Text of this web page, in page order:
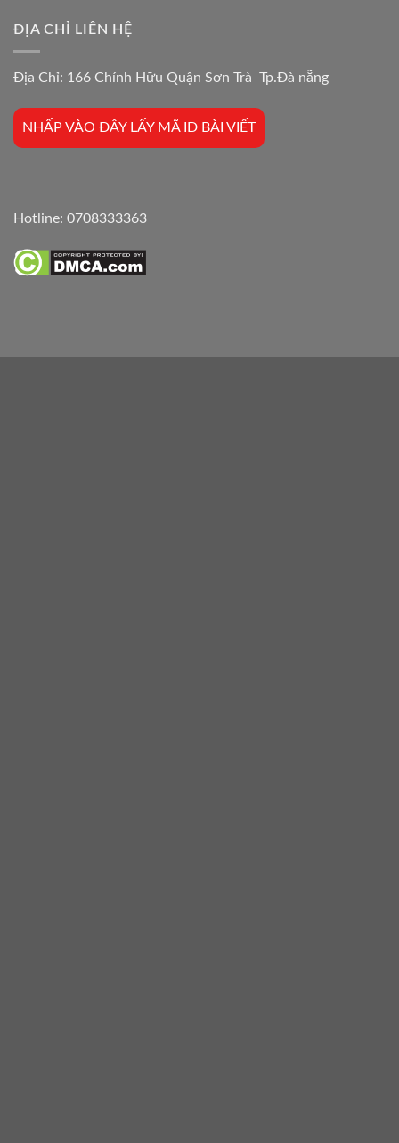
ĐỊA CHỈ LIÊN HỆ
Địa Chỉ: 166 Chính Hữu Quận Sơn Trà Tp.Đà nẵng
NHẤP VÀO ĐÂY LẤY MÃ ID BÀI VIẾT
Hotline: 0708333363